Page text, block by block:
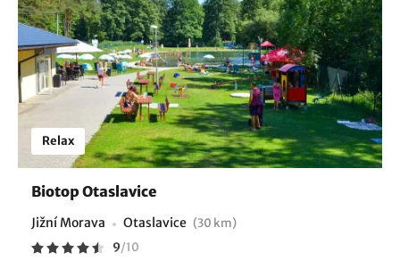
Relax
Biotop Otaslavice
Jižní Morava Otaslavice (30 km)
9/10